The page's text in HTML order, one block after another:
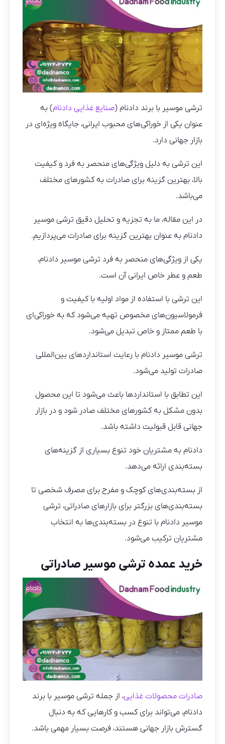
ترشی موسیر با برند دادنام (صنایع غذایی دادنام) به
عنوان یکی از خوراکی‌های محبوب ایرانی، جایگاه ویژه‌ای در
بازار جهانی دارد.
این ترشی به دلیل ویژگی‌های منحصر به فرد و کیفیت
بالا، بهترین گزینه برای صادرات به کشورهای مختلف
می‌باشد.
در این مقاله، ما به تجزیه و تحلیل دقیق ترشی موسیر
دادنام به عنوان بهترین گزینه برای صادرات می‌پردازیم.
یکی از ویژگی‌های منحصر به فرد ترشی موسیر دادنام،
طعم و عطر خاص ایرانی آن است.
این ترشی با استفاده از مواد اولیه با کیفیت و
فرمولاسیون‌های مخصوص تهیه می‌شود که به خوراکی‌ای
با طعم ممتاز و خاص تبدیل می‌شود.
ترشی موسیر دادنام با رعایت استانداردهای بین‌المللی
صادرات تولید می‌شود.
این تطابق با استانداردها باعث می‌شود تا این محصول
بدون مشکل به کشورهای مختلف صادر شود و در بازار
جهانی قابل قبولیت داشته باشد.
دادنام به مشتریان خود تنوع بسیاری از گزینه‌های
بسته‌بندی ارائه می‌دهد.
از بسته‌بندی‌های کوچک و مفرح برای مصرف شخصی تا
بسته‌بندی‌های بزرگتر برای بازارهای صادراتی، ترشی
موسیر دادنام با تنوع در بسته‌بندی‌ها به انتخاب
مشتریان ترکیب می‌شود.
خرید عمده ترشی موسیر صادراتی
صادرات محصولات غذایی، از جمله ترشی موسیر با برند
دادنام، می‌تواند برای کسب و کارهایی که به دنبال
گسترش بازار جهانی هستند، فرصت بسیار مهمی باشد.